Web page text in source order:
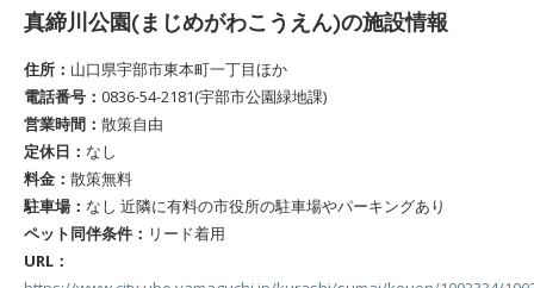
真締川公園(まじめがわこうえん)の施設情報
住所： 山口県宇部市東本町一丁目ほか
電話番号： 0836-54-2181(宇部市公園緑地課)
営業時間： 散策自由
定休日： なし
料金： 散策無料
駐車場： なし 近隣に有料の市役所の駐車場やパーキングあり
ペット同伴条件： リード着用
URL：